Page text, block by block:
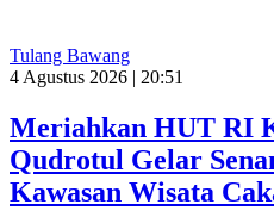
Tulang Bawang
4 Agustus 2026 | 20:51
Meriahkan HUT RI
Qudrotul Gelar
Kawasan Wisata